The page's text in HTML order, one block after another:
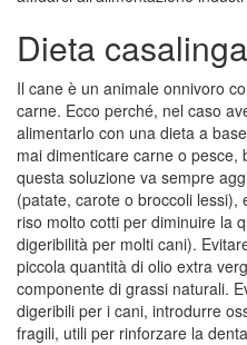
Dieta
Il cane è un animale onnivoro
carne. Ecco perché, nel caso
alimentarlo con una dieta a
mai dimenticare carne o
questa soluzione va sempre
(patate, carote o broccoli
riso molto cotti per diminuire la
digeribilità per molti cani).
piccola quantità di olio extra
componente di grassi naturali.
digeribili per i cani, introdurre
fragili, utili per rinforzare la